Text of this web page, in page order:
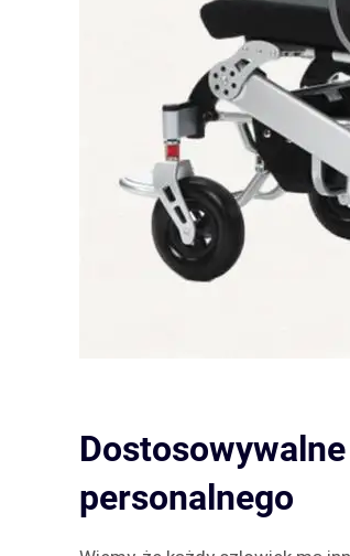
personalnego